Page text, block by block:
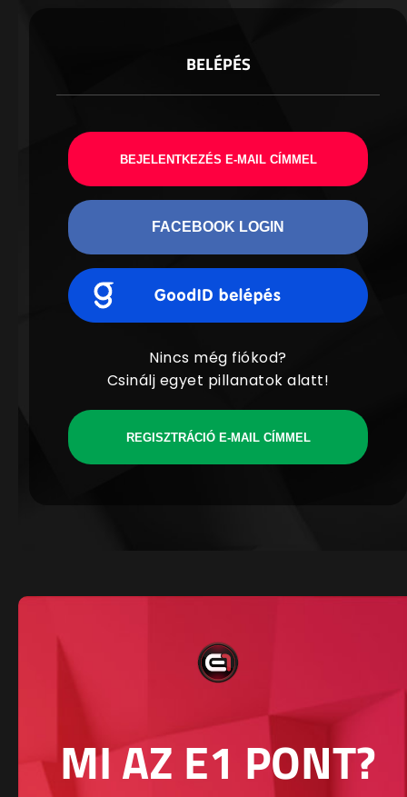
BELÉPÉS
BEJELENTKEZÉS E-MAIL CÍMMEL
FACEBOOK LOGIN
Nincs még fiókod?
Csinálj egyet pillanatok alatt!
REGISZTRÁCIÓ E-MAIL CÍMMEL
MI AZ E1 PONT?